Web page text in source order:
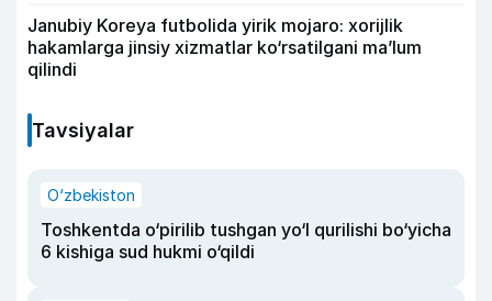
Janubiy Koreya futbolida yirik mojaro: xorijlik
hakamlarga jinsiy xizmatlar ko‘rsatilgani ma’lum
qilindi
Tavsiyalar
O‘zbekiston
Toshkentda o‘pirilib tushgan yo‘l qurilishi bo‘yicha
6 kishiga sud hukmi o‘qildi